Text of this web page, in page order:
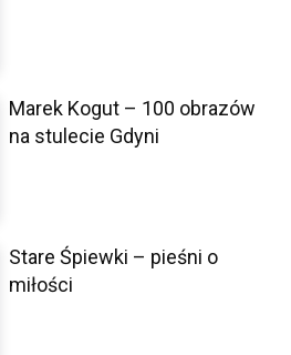
Marek Kogut – 100 obrazów
na stulecie Gdyni
Stare Śpiewki – pieśni o
miłości